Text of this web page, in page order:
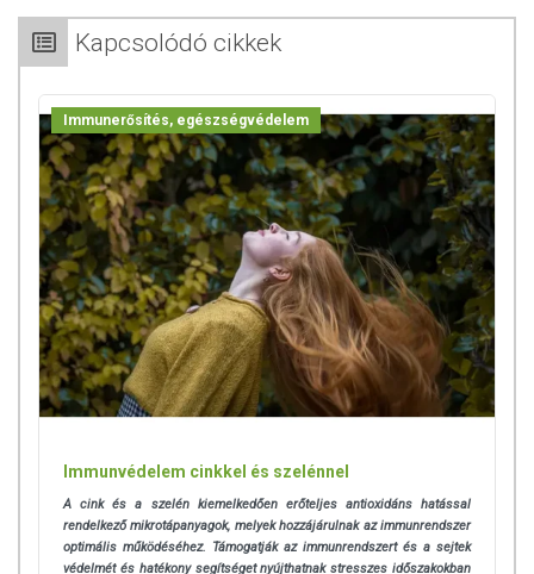
Összetevők:
Tömegnövelőszer ( izomalt, mikrokristályos cellulóz ),
szelén élesztőpor, csomósodást gátló anyag ( magnézium-
sztearát, szilícium-dioxid ).
Laktóztartalom: < 0,1 g / 100 g
Szelén hiányában szervezetünk immunrendszere, a
pajzsmirigy, a spermiumok érési folyamata nem működik
kielégítően a haj és a köröm töredezetté válik.
Kapcsolódó cikkek
Immunerősítés, egészségvédelem
Immunvédelem cinkkel és szelénnel
A cink és a szelén kiemelkedően erőteljes antioxidáns hatással
rendelkező mikrotápanyagok, melyek hozzájárulnak az immunrendszer
optimális működéséhez. Támogatják az immunrendszert és a sejtek
védelmét és hatékony segítséget nyújthatnak stresszes időszakokban